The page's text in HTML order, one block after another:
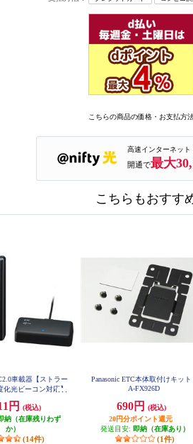
こちらの商品の価格・お支払方
高速インターネット
開通で最大
こちらもおすす
車載器【ストラー
化光ビーコン対応】
円
(税込)
納（在庫残りわず
か）
(14件)
Panasonic ETC本体取付けキット
A-FX926D
690円
(税込)
20円分ポイント還元
発送目安: 即納（在庫あり）
(1件)